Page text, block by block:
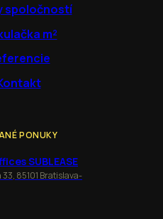
spoločností
m²
PONUKY
SUBLEASE
85101 Bratislava-